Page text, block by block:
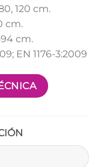
120 cm.
cm.
cm.
EN 1176-3:2009